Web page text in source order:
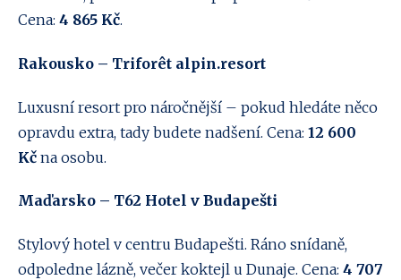
Cena: 4 865 Kč.
Rakousko – Triforêt alpin.resort
Luxusní resort pro náročnější – pokud hledáte něco
opravdu extra, tady budete nadšení. Cena: 12 600
Kč na osobu.
Maďarsko – T62 Hotel v Budapešti
Stylový hotel v centru Budapešti. Ráno snídaně,
odpoledne lázně, večer koktejl u Dunaje. Cena: 4 707